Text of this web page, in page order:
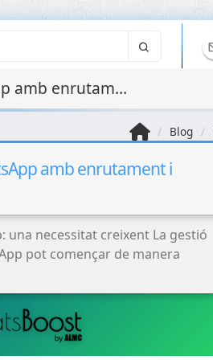
Automatitza el suport per WhatsApp amb enrutament i assignació intel·ligent
Blog
amb enrutament i
necessitat creixent La gestió
pot començar de manera